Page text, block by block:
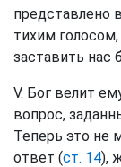
представлено
тихим
заставить нас
V. Бог велит
вопрос,
Теперь это не
ответ (ст. 14),